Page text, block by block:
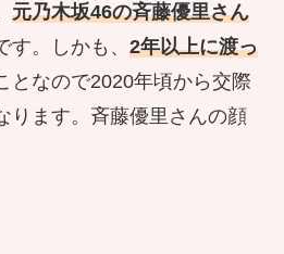
元乃木坂46の斉藤優里さん
。しかも、 2年以上に渡っ
となので2020年頃から交際
ります。斉藤優里さんの顔